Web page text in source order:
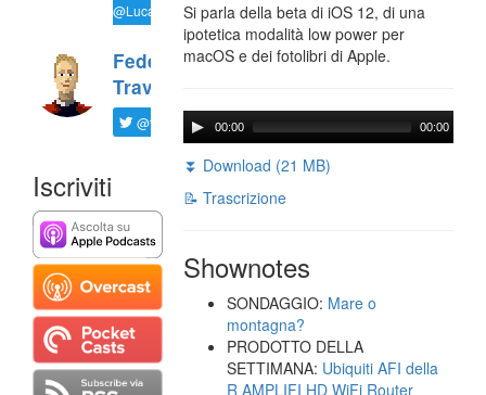
@LucaTNT
Federico
Travaini
@ftrava
Iscriviti
Si parla della beta di iOS 12, di una
ipotetica modalità low power per
macOS e dei fotolibri di Apple.
00:00 00:00
⏬ Download (21 MB)
📝 Trascrizione
Shownotes
SONDAGGIO: Mare o
montagna?
PRODOTTO DELLA
SETTIMANA: Ubiquiti AFI della
R AMPLIFI HD WiFi Router